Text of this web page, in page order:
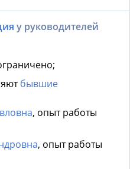
у руководителей
бывшие
, опыт работы
, опыт работы